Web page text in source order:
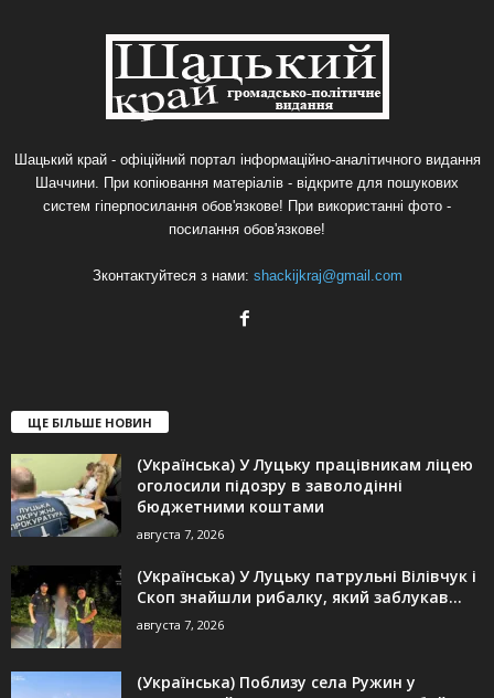
Шацький край - офіційний портал інформаційно-аналітичного видання
Шаччини. При копіювання матеріалів - відкрите для пошукових
систем гіперпосилання обов'язкове! При використанні фото -
посилання обов'язкове!
Зконтактуйтеся з нами: shackijkraj@gmail.com
ЩЕ БІЛЬШЕ НОВИН
(Українська) У Луцьку працівникам ліцею
оголосили підозру в заволодінні
бюджетними коштами
августа 7, 2026
(Українська) У Луцьку патрульні Вілівчук і
Скоп знайшли рибалку, який заблукав...
августа 7, 2026
(Українська) Поблизу села Ружин у